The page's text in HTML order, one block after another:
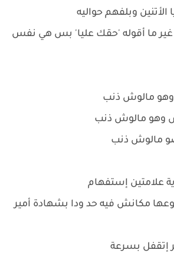
الأتنين وبلفهم حواليه
ما أقوله 'حقك عليا' بس هي نفس
مالوش ذنب
وهو مالوش ذنب
مالوش ذنب
علامتين إستفهام
مكانش فيه حد ودا بشهادة أمير
إتقفل بسرعة